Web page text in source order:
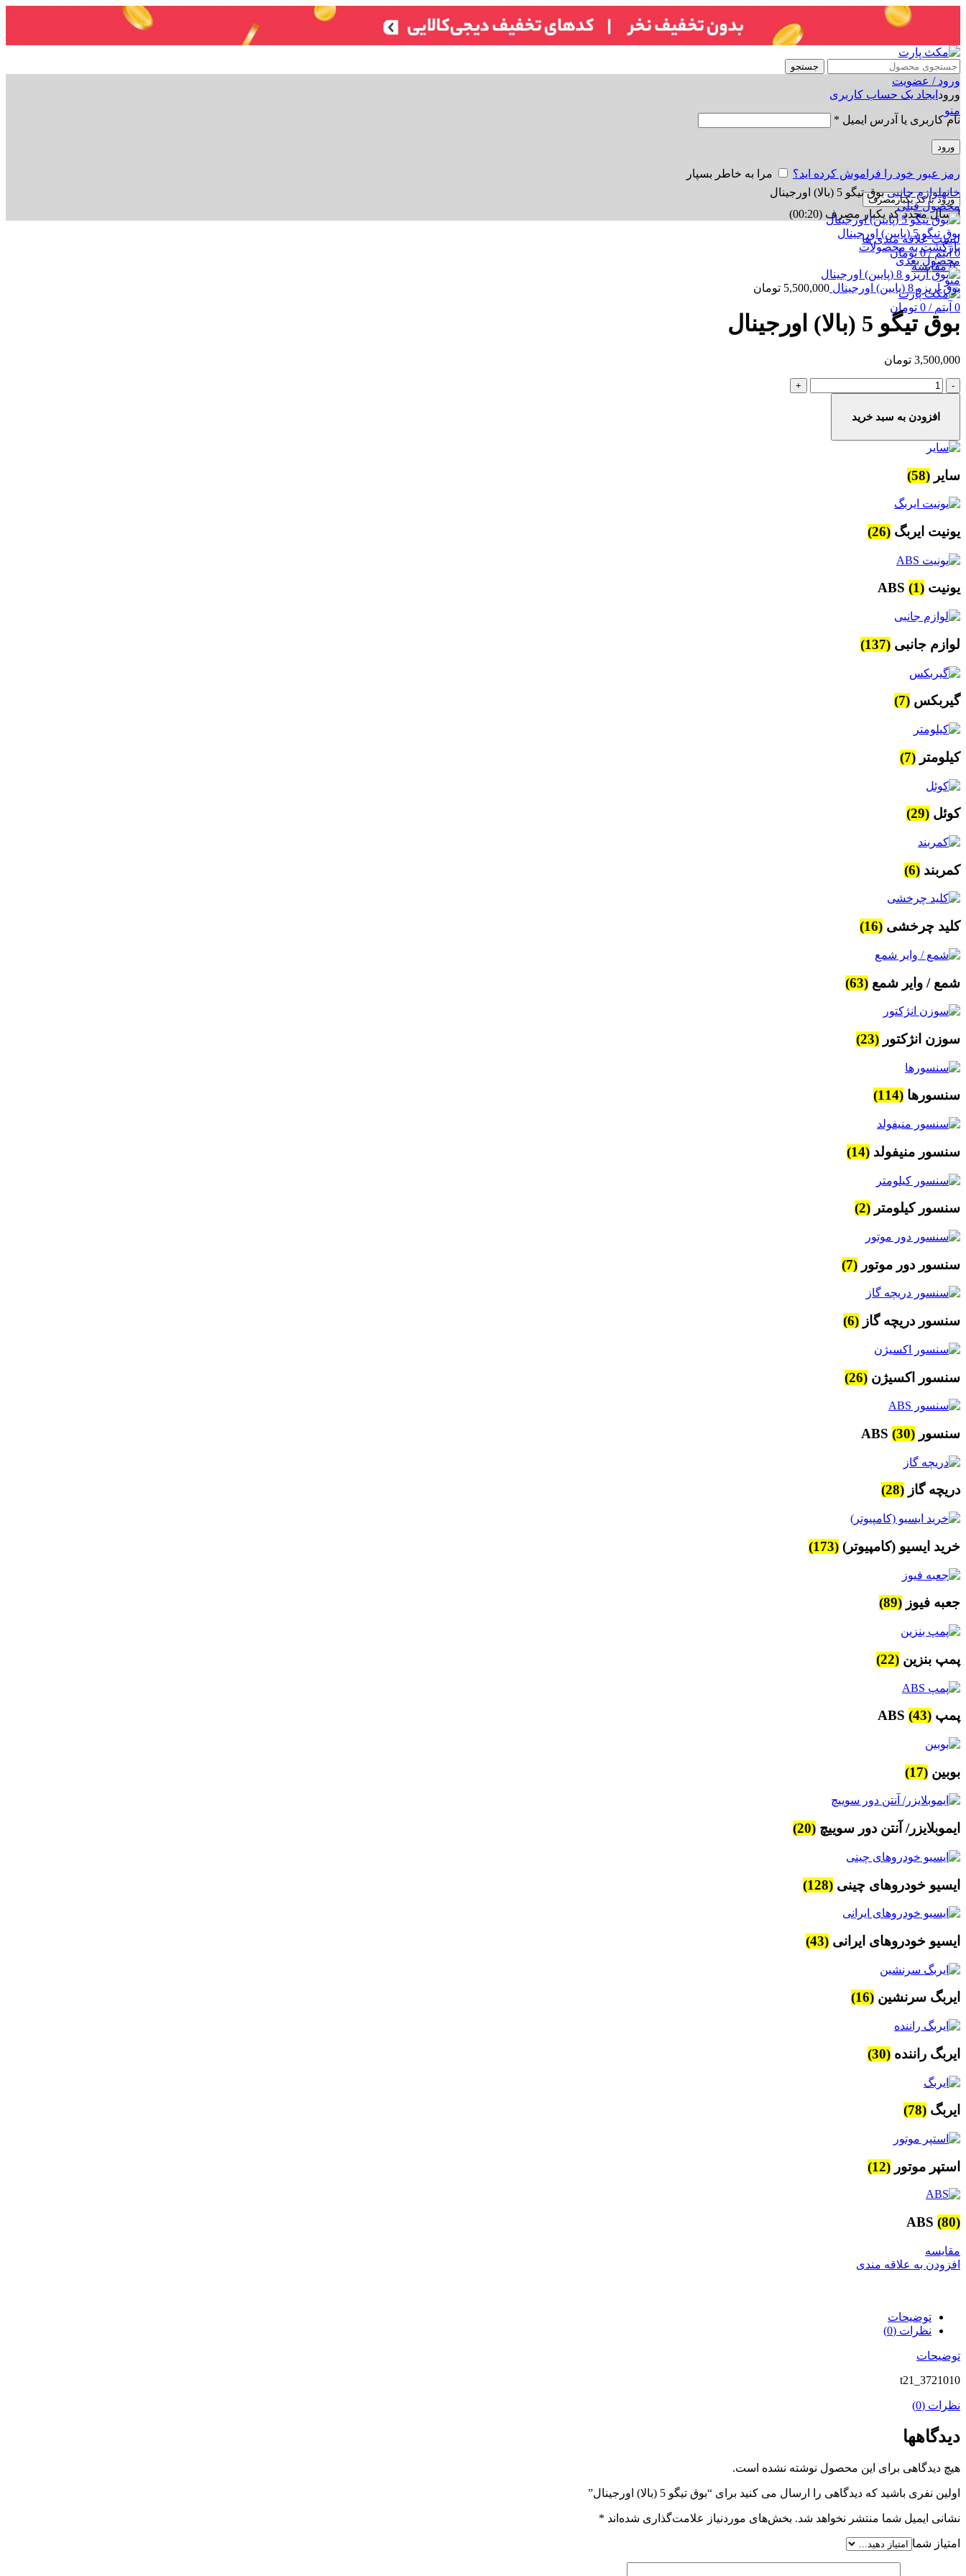
جستجو
ورود / عضویت
ورود ایجاد یک حساب کاربری
نام کاربری یا آدرس ایمیل *
ورود
رمز عبور خود را فراموش کرده اید؟ مرا به خاطر بسپار
ورود با کد یکبارمصرف
ارسال مجدد کد یکبار مصرف (00:
20
)
لیست علاقه مندی ها
0 آیتم /
0 تومان
0 مقایسه
منو
0 آیتم /
0 تومان
منو
برای بزرگنمایی کلیک کنید
خانهلوازم جانبیبوق تیگو 5 (بالا) اورجینال
محصول قبلی
بوق تیگو 5 (پایین) اورجینال
بازگشت به محصولات
محصول بعدی
بوق آریزو 8 (پایین) اورجینال 5,500,000 تومان
بوق تیگو 5 (بالا) اورجینال
3,500,000 تومان
بوق
تیگو
5
(بالا)
اورجینال
عدد
افزودن به سبد خرید
سایر (58)
یونیت ایربگ (26)
یونیت ABS (1)
لوازم جانبی (137)
گیربکس (7)
کیلومتر (7)
کوئل (29)
کمربند (6)
کلید چرخشی (16)
شمع / وایر شمع (63)
سوزن انژکتور (23)
سنسورها (114)
سنسور منیفولد (14)
سنسور کیلومتر (2)
سنسور دور موتور (7)
سنسور دریچه گاز (6)
سنسور اکسیژن (26)
سنسور ABS (30)
دریچه گاز (28)
خرید ایسیو (کامپیوتر) (173)
جعبه فیوز (89)
پمپ بنزین (22)
پمپ ABS (43)
بوبین (17)
ایموبلایزر/ آنتن دور سوییچ (20)
ایسیو خودروهای چینی (128)
ایسیو خودروهای ایرانی (43)
ایربگ سرنشین (16)
ایربگ راننده (30)
ایربگ (78)
استپر موتور (12)
ABS (80)
مقایسه
افزودن به علاقه مندی
توضیحات
نظرات (0)
توضیحات
t21_3721010
نظرات (0)
دیدگاهها
هیچ دیدگاهی برای این محصول نوشته نشده است.
اولین نفری باشید که دیدگاهی را ارسال می کنید برای “بوق تیگو 5 (بالا) اورجینال”
نشانی ایمیل شما منتشر نخواهد شد. بخش‌های موردنیاز علامت‌گذاری شده‌اند *
امتیاز شما